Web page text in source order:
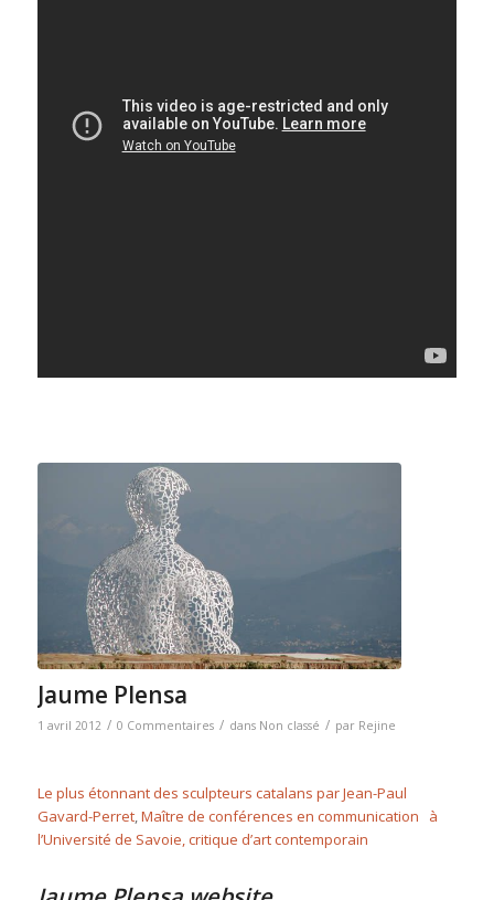
Jaume Plensa
1 avril 2012 / 0 Commentaires / dans Non classé / par Rejine
Le plus étonnant des sculpteurs catalans parJean-Paul
Gavard-Perret,Maître de conférences en communication à
l’Université de Savoie, critique d’art contemporain